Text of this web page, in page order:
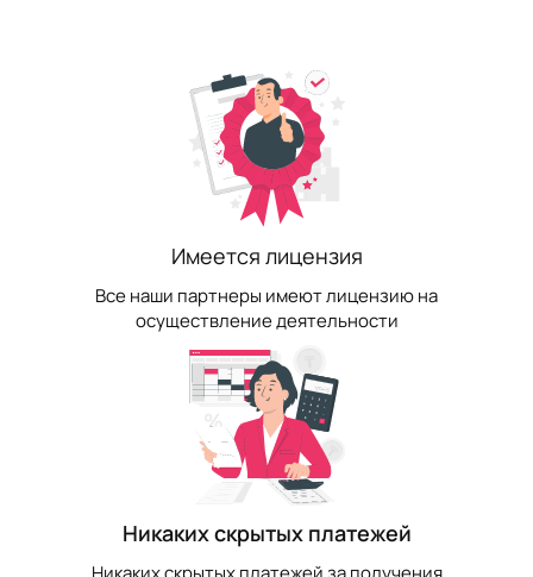
Имеется лицензия
Все наши партнеры имеют лицензию на
осуществление деятельности
Никаких скрытых платежей